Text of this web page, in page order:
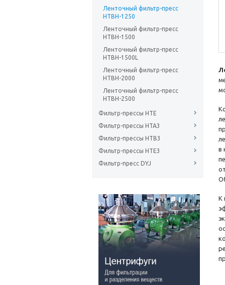
Ленточный фильтр-пресс
HTBH-1250
Ленточный фильтр-пресс
HTBH-1500
Ленточный фильтр-пресс
HTBH-1500L
Ленточный фильтр-пресс
HTBH-2000
Ленточный фильтр-пресс
HTBH-2500
Фильтр-прессы HTE
Фильтр-прессы HTA3
Фильтр-прессы HTB3
Фильтр-прессы HTE3
Фильтр-пресс DYJ
в
К